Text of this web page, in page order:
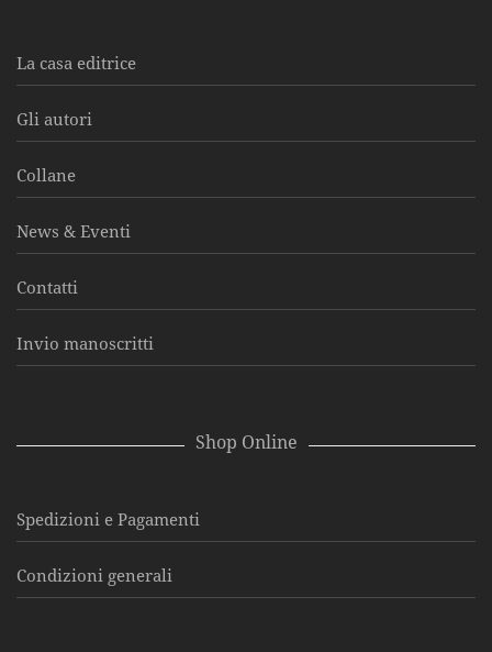
La casa editrice
Gli autori
Collane
News & Eventi
Contatti
Invio manoscritti
Shop Online
Spedizioni e Pagamenti
Condizioni generali